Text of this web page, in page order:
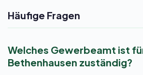
Häufige Fragen
Welches Gewerbeamt ist
Bethenhausen zuständig?